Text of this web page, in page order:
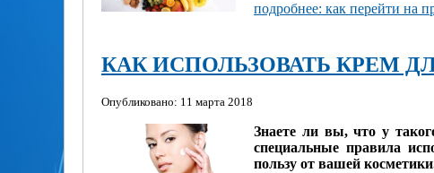
подробнее: как перейти на
КАК ИСПОЛЬЗОВАТЬ КРЕМ
Опубликовано: 11 марта 2018
Знаете ли вы, что у
специальные правила
пользу от вашей